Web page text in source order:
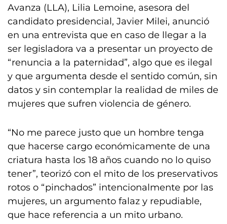
Avanza (LLA), Lilia Lemoine, asesora del
candidato presidencial, Javier Milei, anunció
en una entrevista que en caso de llegar a la
ser legisladora va a presentar un proyecto de
“renuncia a la paternidad”, algo que es ilegal
y que argumenta desde el sentido común, sin
datos y sin contemplar la realidad de miles de
mujeres que sufren violencia de género.
“No me parece justo que un hombre tenga
que hacerse cargo económicamente de una
criatura hasta los 18 años cuando no lo quiso
tener”, teorizó con el mito de los preservativos
rotos o “pinchados” intencionalmente por las
mujeres, un argumento falaz y repudiable,
que hace referencia a un mito urbano.